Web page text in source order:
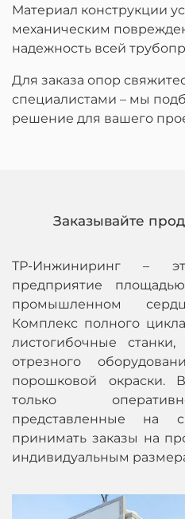
Материал конструкции
механическим
надежность всей
Для заказа опор
специалистами – мы
решение для вашего
Заказывайте
ТР-Инжиниринг –
предприятие
промышленном
Комплекс полного
листогибочные
отрезного
порошковой окраски.
только
представленные на
принимать заказы на
индивидуальным